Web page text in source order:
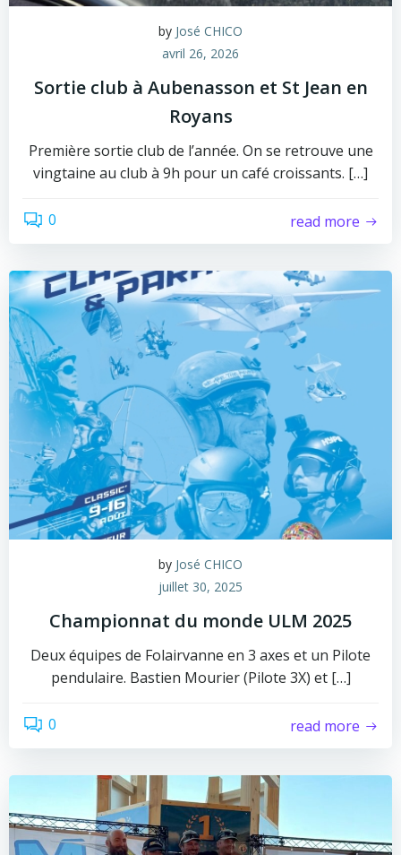
by José CHICO
avril 26, 2026
Sortie club à Aubenasson et St Jean en
Royans
Première sortie club de l’année. On se retrouve une
vingtaine au club à 9h pour un café croissants. […]
0 read more
by José CHICO
juillet 30, 2025
Championnat du monde ULM 2025
Deux équipes de Folairvanne en 3 axes et un Pilote
pendulaire. Bastien Mourier (Pilote 3X) et […]
0 read more